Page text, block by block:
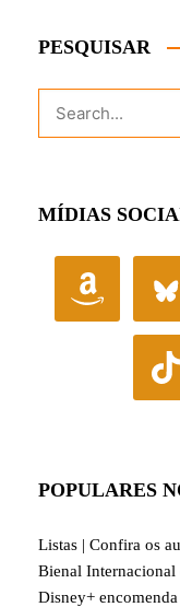
PESQUISAR
MÍDIAS
POPULARES
Listas | Confira os
Bienal
Disney+